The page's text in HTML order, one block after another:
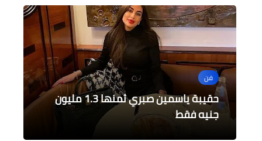
فن
انفصال محمد الشرنوبي عن راندا رياض
بعد عده خلافات
الرياضة
أرسنال يحافظ على حظوظه بالمربع
الذهبي بالفوز على ليستر سيتي
أخبار مصر
تجديد ندب السيد المستشار / أحمد محمد
الصغير السيد أحمد
فن
حقيبة ياسمين صبري ثمنها 1.3 مليون
جنيه فقط
الرياضة
بهدف قاتل تشيلسي يقضي على أحلام
نيوكاسل